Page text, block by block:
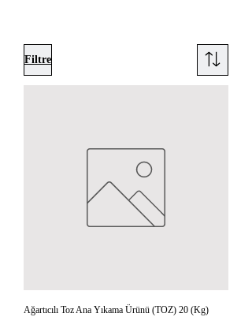
Filtre
Ağartıcılı Toz Ana Yıkama Ürünü (TOZ) 20 (Kg)